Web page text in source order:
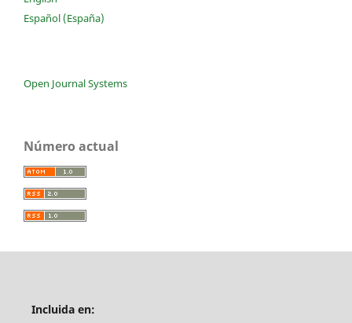
Español (España)
Open Journal Systems
Número actual
Incluida en: